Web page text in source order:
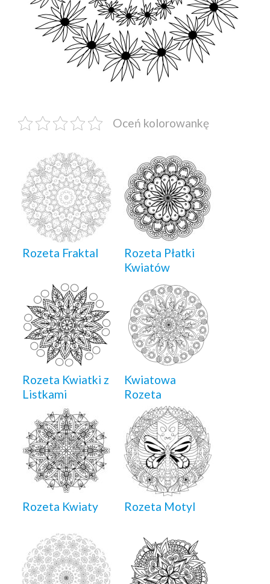
Oceń kolorowankę
Rozeta Fraktal
Rozeta Płatki
Kwiatów
Rozeta Kwiatki z
Listkami
Kwiatowa
Rozeta
Rozeta Kwiaty Rozeta Motyl